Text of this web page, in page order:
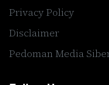
Privacy Policy
Disclaimer
Pedoman Media